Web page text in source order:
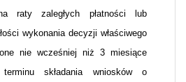
raty zaległych płatności lub
wykonania decyzji właściwego
nie wcześniej niż 3 miesiące
składania wniosków o